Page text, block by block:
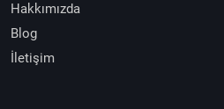
Hakkımızda
Blog
İletişim